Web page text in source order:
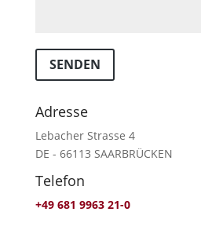
SENDEN
Adresse
Lebacher Strasse 4
DE - 66113 SAARBRÜCKEN
Telefon
+49 681 9963 21-0